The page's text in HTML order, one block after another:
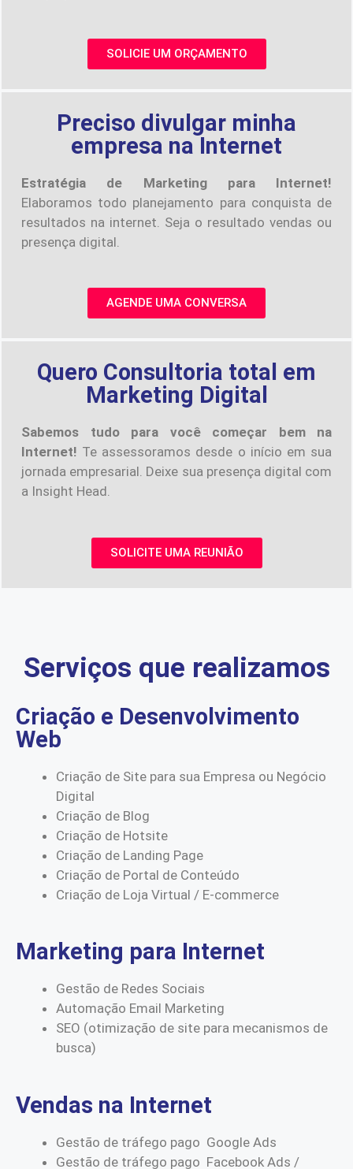
SOLICIE UM ORÇAMENTO
Preciso divulgar minha
empresa na Internet
Estratégia de Marketing para Internet!
Elaboramos todo planejamento para conquista de
resultados na internet. Seja o resultado vendas ou
presença digital.
AGENDE UMA CONVERSA
Quero Consultoria total em
Marketing Digital
Sabemos tudo para você começar bem na
Internet! Te assessoramos desde o início em sua
jornada empresarial. Deixe sua presença digital com
a Insight Head.
SOLICITE UMA REUNIÃO
Serviços que realizamos
Criação e Desenvolvimento
Web
Criação de Site para sua Empresa ou Negócio
Digital
Criação de Blog
Criação de Hotsite
Criação de Landing Page
Criação de Portal de Conteúdo
Criação de Loja Virtual / E-commerce
Marketing para Internet
Gestão de Redes Sociais
Automação Email Marketing
SEO (otimização de site para mecanismos de
busca)
Vendas na Internet
Gestão de tráfego pago Google Ads
Gestão de tráfego pago Facebook Ads /